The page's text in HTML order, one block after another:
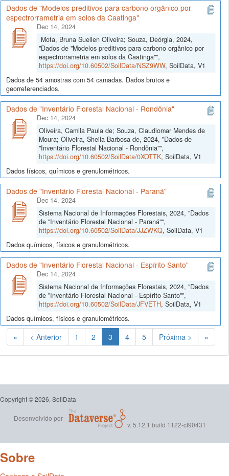
Dados de "Modelos preditivos para carbono orgânico por
espectrorrametria em solos da Caatinga"
Dec 14, 2024
Mota, Bruna Suellen Oliveira; Souza, Deórgia, 2024,
"Dados de "Modelos preditivos para carbono orgânico por
espectrorrametria em solos da Caatinga"",
https://doi.org/10.60502/SoilData/NSZ9WW, SoilData, V1
Dados de 54 amostras com 54 camadas. Dados brutos e
georreferenciados.
Dados de "Inventário Florestal Nacional - Rondônia"
Dec 14, 2024
Oliveira, Camila Paula de; Souza, Claudiomar Mendes de
Moura; Oliveira, Sheila Barbosa de, 2024, "Dados de
"Inventário Florestal Nacional - Rondônia"",
https://doi.org/10.60502/SoilData/0XOTTK, SoilData, V1
Dados físicos, químicos e grenulométricos.
Dados de "Inventário Florestal Nacional - Paraná"
Dec 14, 2024
Sistema Nacional de Informações Florestais, 2024, "Dados
de "Inventário Florestal Nacional - Paraná"",
https://doi.org/10.60502/SoilData/JJZWKQ, SoilData, V1
Dados químicos, físicos e granulométricos.
Dados de "Inventário Florestal Nacional - Espírito Santo"
Dec 14, 2024
Sistema Nacional de Informações Florestais, 2024, "Dados
de "Inventário Florestal Nacional - Espírito Santo"",
https://doi.org/10.60502/SoilData/JFVETH, SoilData, V1
Dados químicos, físicos e granulométricos.
« < Anterior 1 2 3(Atual)
4 5 Próxima > »
Copyright © 2026, SoilData
Desenvolvido por
v. 5.12.1 build 1122-cf90431
Sobre